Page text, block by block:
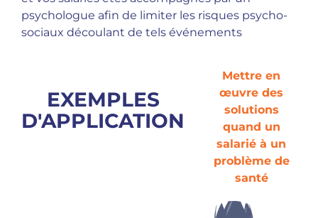
psychologue afin de limiter les risques psycho­
sociaux découlant de tels événements
EXEMPLES
D'APPLICATION
Mettre en
œuvre des
solutions
quand un
salarié à un
problème de
santé